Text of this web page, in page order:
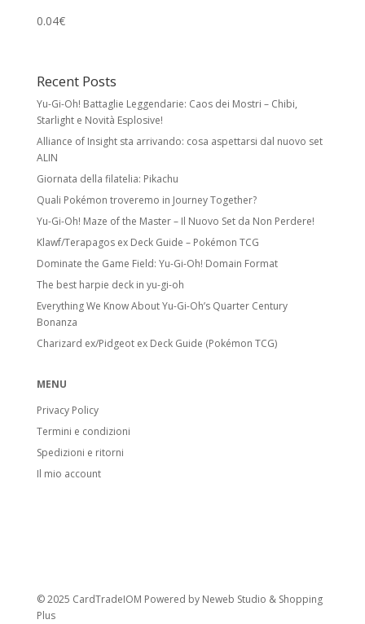
Ultra Rare:
e/o design unico. Include Pokémon ex,
Pokémon Star, LV.X, LEGEND, Prime, EX, GX.
al numero indicato nel set. Di solito foil e
con design unico. Come le Rare Holo,
possono avere versioni equivalenti a rarità
Stadi di Evoluzione
Basic Pokémon:Pokémon base. Anche
si evolvono da Pokémon successivi.
Pokémon.
Stage 2 Pokémon:
finale.
Pokémon VMAX: Evolvono dai Pokémon
0.04€
Recent Posts
Yu-Gi-Oh! Battaglie Leggendarie: Caos dei Mostri – Chibi,
Starlight e Novità Esplosive!
Alliance of Insight sta arrivando: cosa aspettarsi dal nuovo set
ALIN
Giornata della filatelia: Pikachu
Quali Pokémon troveremo in Journey Together?
Yu-Gi-Oh! Maze of the Master – Il Nuovo Set da Non Perdere!
Klawf/Terapagos ex Deck Guide – Pokémon TCG
Dominate the Game Field: Yu-Gi-Oh! Domain Format
The best harpie deck in yu-gi-oh
Everything We Know About Yu-Gi-Oh’s Quarter Century
Bonanza
Charizard ex/Pidgeot ex Deck Guide (Pokémon TCG)
MENU
Privacy Policy
Termini e condizioni
Spedizioni e ritorni
Il mio account
© 2025 CardTradeIOM Powered by Neweb Studio & Shopping
Plus